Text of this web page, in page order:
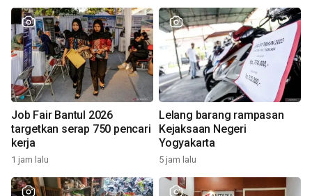
Job Fair Bantul 2026
targetkan serap 750 pencari
kerja
1 jam lalu
Lelang barang rampasan
Kejaksaan Negeri
Yogyakarta
5 jam lalu